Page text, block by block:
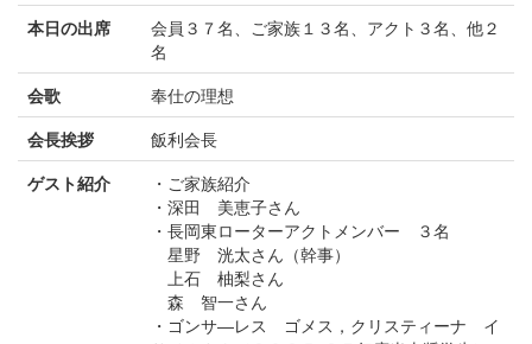
本日の出席
会員３７名、ご家族１３名、アクト３名、他２
名
会歌
奉仕の理想
会長挨拶
飯利会長
ゲスト紹介
・ご家族紹介
・深田 美恵子さん
・長岡東ローターアクトメンバー ３名
星野 洸太さん（幹事）
上石 柚梨さん
森 智一さん
・ゴンサ―レス ゴメス，クリスティーナ イ